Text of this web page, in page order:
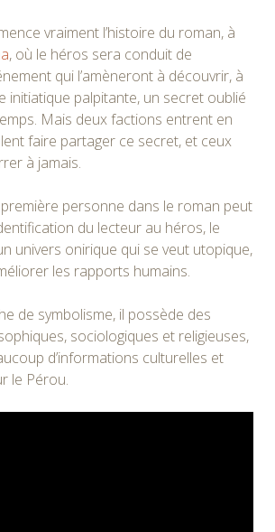
vraiment l’histoire du roman, à
, où le héros sera conduit de
qui l’amèneront à découvrir, à
initiatique palpitante, un secret oublié
Mais deux factions entrent en
faire partager ce secret, et ceux
à jamais.
première personne dans le roman peut
du lecteur au héros, le
univers onirique qui se veut utopique,
les rapports humains.
de symbolisme, il possède des
sociologiques et religieuses,
d’informations culturelles et
le Pérou.